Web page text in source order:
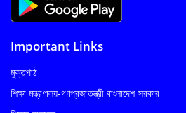
Important Links
মুক্তপাঠ
শিক্ষা মন্ত্রণালয়-গণপ্রজাতন্ত্রী বাংলাদেশ সরকার